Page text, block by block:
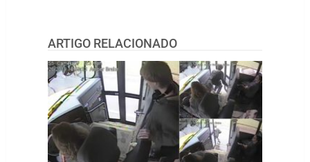
ARTIGO RELACIONADO